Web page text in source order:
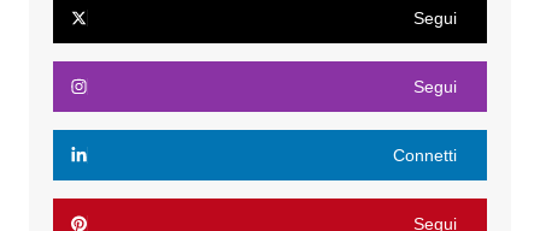
Segui
Segui
Connetti
Segui